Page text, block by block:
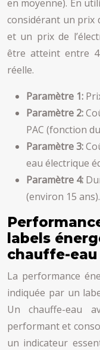
en moyenne). En
considérant un prix
et un prix de
être atteint entre
réelle.
Paramètre 1:
Paramètre 2:
PAC (fonction
Paramètre 3:
eau électrique
Paramètre 4:
(environ 15 ans).
labels
chauffe-eau
La performance
indiquée par un
Un chauffe-eau
performant et
un indicateur